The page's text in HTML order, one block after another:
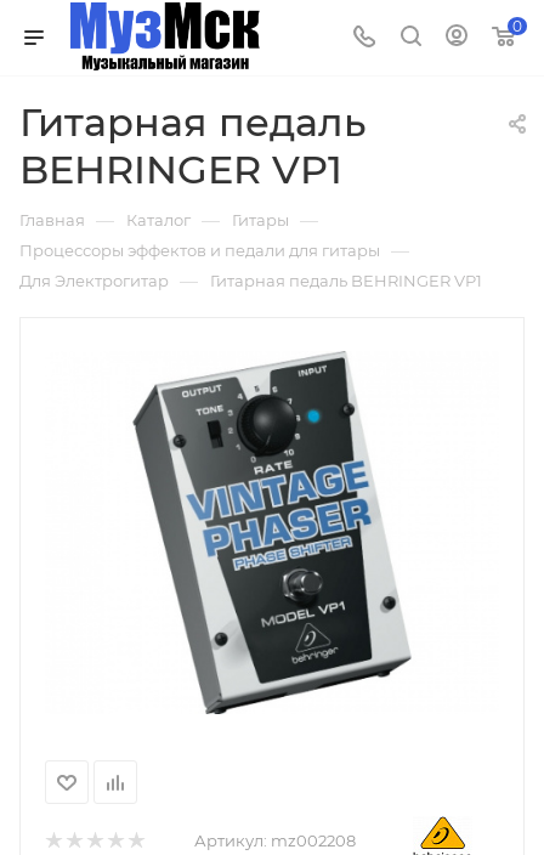
0
Гитарная педаль
BEHRINGER VP1
Главная — Каталог — Гитары —
Процессоры эффектов и педали для гитары —
Для Электрогитар — Гитарная педаль BEHRINGER VP1
Артикул: mz002208